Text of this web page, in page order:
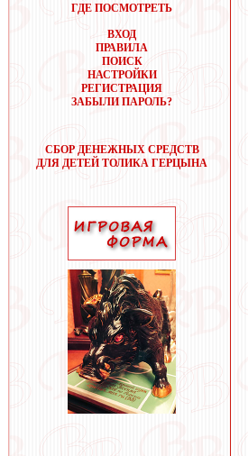
ГДЕ ПОСМОТРЕТЬ
ВХОД
ПРАВИЛА
ПОИСК
НАСТРОЙКИ
РЕГИСТРАЦИЯ
ЗАБЫЛИ ПАРОЛЬ?
СБОР ДЕНЕЖНЫХ СРЕДСТВ
ДЛЯ ДЕТЕЙ ТОЛИКА ГЕРЦЫНА